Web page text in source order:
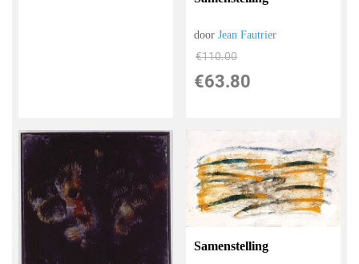
doorJean Fautrier
€110.00
€63.80
Samenstelling